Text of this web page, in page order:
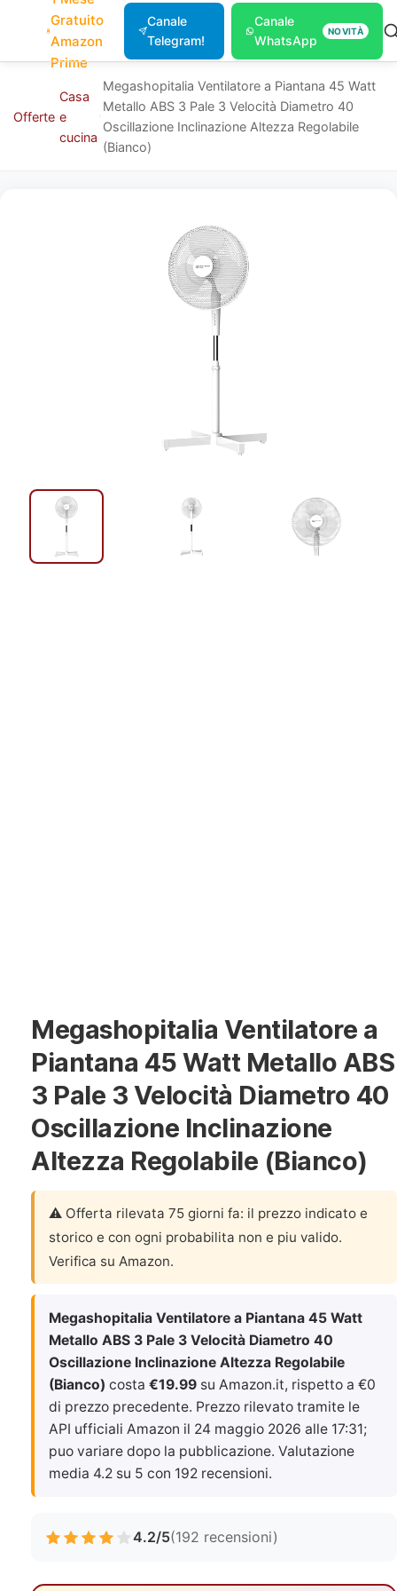
Gratuito
Amazon
Prime
Canale
Telegram!
Canale
WhatsApp
NOVITÀ
Offerte
Casa
e
cucina
Megashopitalia Ventilatore a Piantana 45 Watt
Metallo ABS 3 Pale 3 Velocità Diametro 40
Oscillazione Inclinazione Altezza Regolabile
(Bianco)
Megashopitalia Ventilatore a
Piantana 45 Watt Metallo ABS
3 Pale 3 Velocità Diametro 40
Oscillazione Inclinazione
Altezza Regolabile (Bianco)
⚠️ Offerta rilevata 75 giorni fa: il prezzo indicato e
storico e con ogni probabilita non e piu valido.
Verifica su Amazon.
Megashopitalia Ventilatore a Piantana 45 Watt
Metallo ABS 3 Pale 3 Velocità Diametro 40
Oscillazione Inclinazione Altezza Regolabile
(Bianco) costa €19.99 su Amazon.it, rispetto a €0
di prezzo precedente. Prezzo rilevato tramite le
API ufficiali Amazon il 24 maggio 2026 alle 17:31;
puo variare dopo la pubblicazione. Valutazione
media 4.2 su 5 con 192 recensioni.
4.2/5(192 recensioni)